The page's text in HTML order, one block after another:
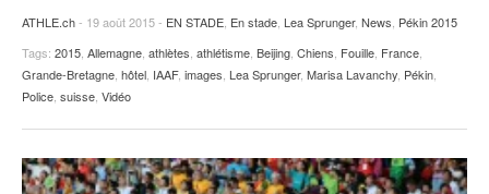
ATHLE.ch- 19 août 2015 - EN STADE En stade Lea Sprunger, News Pékin 2015
Tags: 2015 Allemagne athlètes athlétisme Beijing Chiens Fouille France
Grande-Bretagne hôtel IAAF, images Lea Sprunger, Marisa Lavanchy Pékin
Police suisse Vidéo